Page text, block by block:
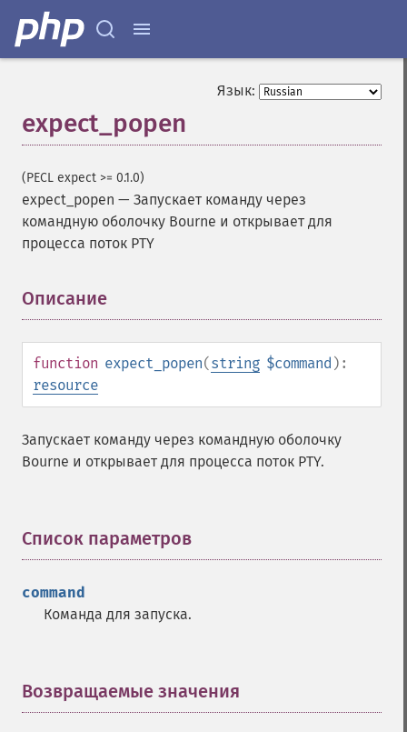
Язык:
expect_popen
(PECL expect >= 0.1.0)
expect_popen — Запускает команду через
командную оболочку Bourne и открывает для
процесса поток PTY
Описание
function expect_popen(string $command ):
resource
Запускает команду через командную оболочку
Bourne и открывает для процесса поток PTY.
Список параметров
command
Команда для запуска.
Возвращаемые значения